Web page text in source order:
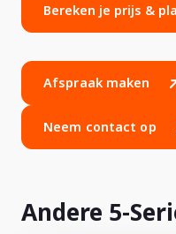
Bereken je prijs &
Afspraak maken
Neem contact op
Andere 5-